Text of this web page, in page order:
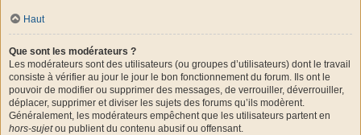
Haut
Que sont les modérateurs ?
Les modérateurs sont des utilisateurs (ou groupes d’utilisateurs) dont le travail
consiste à vérifier au jour le jour le bon fonctionnement du forum. Ils ont le
pouvoir de modifier ou supprimer des messages, de verrouiller, déverrouiller,
déplacer, supprimer et diviser les sujets des forums qu’ils modèrent.
Généralement, les modérateurs empêchent que les utilisateurs partent en
hors-sujetou publient du contenu abusif ou offensant.